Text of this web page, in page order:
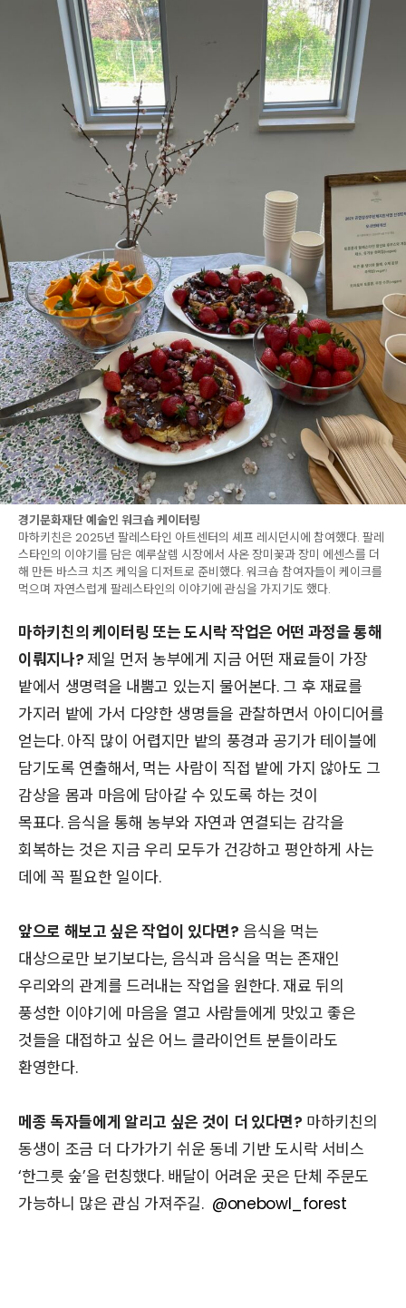
경기문화재단 예술인 워크숍 케이터링
마하키친은 2025년 팔레스타인 아트센터의 셰프 레시던시에 참여했다. 팔레
스타인의 이야기를 담은 예루살렘 시장에서 사온 장미꽃과 장미 에센스를 더
해 만든 바스크 치즈 케익을 디저트로 준비했다. 워크숍 참여자들이 케이크를
먹으며 자연스럽게 팔레스타인의 이야기에 관심을 가지기도 했다.
마하키친의 케이터링 또는 도시락 작업은 어떤 과정을 통해
이뤄지나?제일 먼저 농부에게 지금 어떤 재료들이 가장
밭에서 생명력을 내뿜고 있는지 물어본다. 그 후 재료를
가지러 밭에 가서 다양한 생명들을 관찰하면서 아이디어를
얻는다. 아직 많이 어렵지만 밭의 풍경과 공기가 테이블에
담기도록 연출해서, 먹는 사람이 직접 밭에 가지 않아도 그
감상을 몸과 마음에 담아갈 수 있도록 하는 것이
목표다. 음식을 통해 농부와 자연과 연결되는 감각을
회복하는 것은 지금 우리 모두가 건강하고 평안하게 사는
데에 꼭 필요한 일이다.
앞으로 해보고 싶은 작업이 있다면? 음식을 먹는
대상으로만 보기보다는, 음식과 음식을 먹는 존재인
우리와의 관계를 드러내는 작업을 원한다. 재료 뒤의
풍성한 이야기에 마음을 열고 사람들에게 맛있고 좋은
것들을 대접하고 싶은 어느 클라이언트 분들이라도
환영한다.
메종 독자들에게 알리고 싶은 것이 더 있다면? 마하키친의
동생이 조금 더 다가가기 쉬운 동네 기반 도시락 서비스
‘한그릇 숲’을 런칭했다. 배달이 어려운 곳은 단체 주문도
가능하니 많은 관심 가져주길. @onebowl_forest